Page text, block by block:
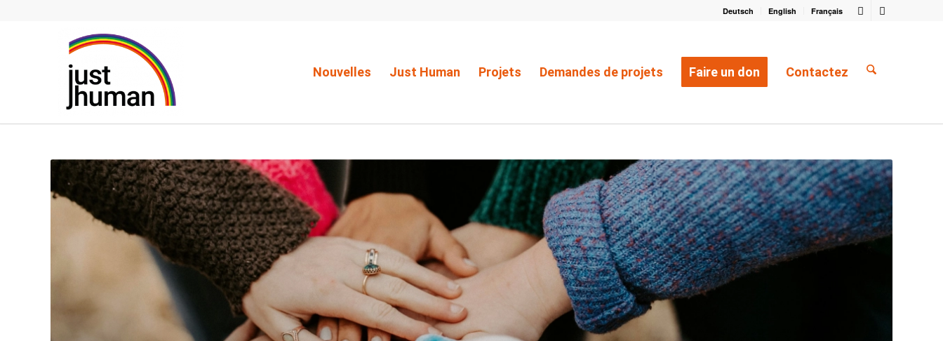
Deutsch English Français
Nouvelles Just Human Projets Demandes de projets Faire un don Contactez